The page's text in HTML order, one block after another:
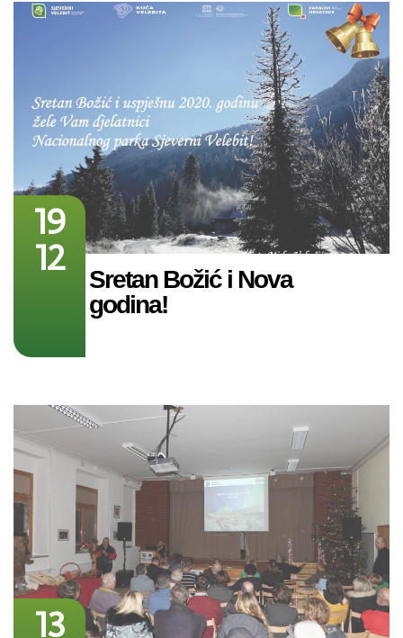
19
12
Sretan Božić i Nova
godina!
13